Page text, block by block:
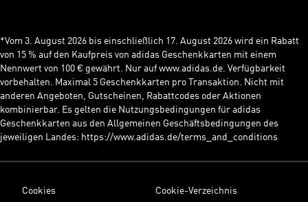
*Vom 3. August 2026 bis einschließlich 17. August 2026 wird ein Rabatt
von 15 % auf den Kaufpreis von adidas Geschenkkarten mit einem
Nennwert von 100 € gewährt. Nur auf www.adidas.de. Verfügbarkeit
vorbehalten. Maximal 5 Geschenkkarten pro Transaktion. Nicht mit
anderen Angeboten, Gutscheinen, Rabattcodes oder Aktionen
kombinierbar. Es gelten die Nutzungsbedingungen für adidas
Geschenkkarten aus den Allgemeinen Geschäftsbedingungen des
jeweiligen Landes: https://www.adidas.de/terms_and_conditions
Cookies Cookie-Verzeichnis